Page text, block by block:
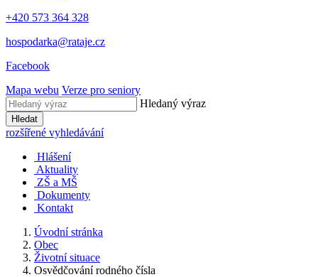
+420 573 364 328
hospodarka@rataje.cz
Facebook
Mapa webu Verze pro seniory
Hledaný výraz
Hledat
rozšířené vyhledávání
Hlášení
Aktuality
ZŠ a MŠ
Dokumenty
Kontakt
Úvodní stránka
Obec
Životní situace
Osvědčování rodného čísla